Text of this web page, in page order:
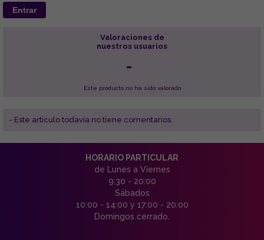
Entrar
Valoraciones de
nuestros usuarios
-
Este producto no ha sido valorado
- Este articulo todavía no tiene comentarios.
HORARIO PARTICULAR
de Lunes a Viernes
9:30 - 20:00
Sábados
10:00 - 14:00 y 17:00 - 20:00
Domingos cerrado.